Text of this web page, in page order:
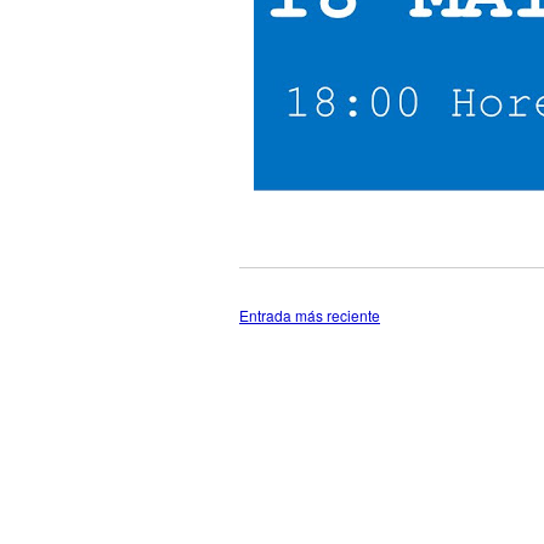
Entrada más reciente